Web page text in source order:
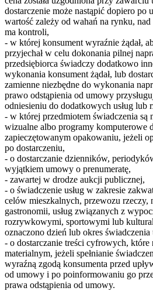
dostarczenie może nastąpić dopiero po
wartość zależy od wahań na rynku,
ma kontroli,
- w której konsument wyraźnie żądał,
przyjechał w celu dokonania pilnej
przedsiębiorca świadczy dodatkowo
wykonania konsument żądał, lub
zamienne niezbędne do wykonania
prawo odstąpienia od umowy
odniesieniu do dodatkowych usług lub
- w której przedmiotem świadczenia są
wizualne albo programy komputerowe
zapieczętowanym opakowaniu, jeżeli
po dostarczeniu,
- o dostarczanie dzienników,
wyjątkiem umowy o prenumeratę,
- zawartej w drodze aukcji publicznej,
- o świadczenie usług w zakresie
celów mieszkalnych, przewozu rzeczy,
gastronomii, usług związanych z
rozrywkowymi, sportowymi lub
oznaczono dzień lub okres świadczenia
- o dostarczanie treści cyfrowych, które
materialnym, jeżeli spełnianie
wyraźną zgodą konsumenta przed
od umowy i po poinformowaniu go
prawa odstąpienia od umowy.